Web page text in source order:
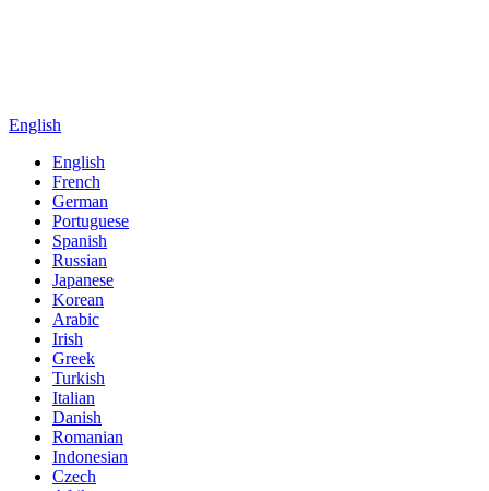
English
English
French
German
Portuguese
Spanish
Russian
Japanese
Korean
Arabic
Irish
Greek
Turkish
Italian
Danish
Romanian
Indonesian
Czech